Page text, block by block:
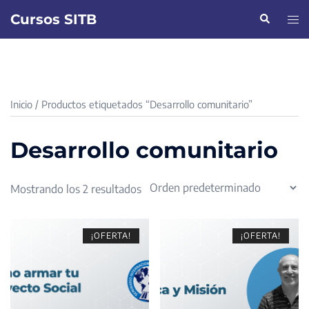
Cursos SITB Buscar
Inicio / Productos etiquetados “Desarrollo comunitario”
Desarrollo comunitario
Mostrando los 2 resultados
¡OFERTA! ¡OFERTA!